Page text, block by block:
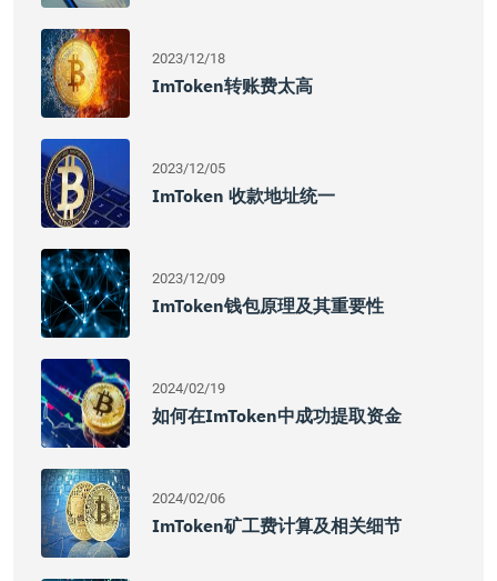
2023/12/18
ImToken转账费太高
2023/12/05
ImToken 收款地址统一
2023/12/09
ImToken钱包原理及其重要性
2024/02/19
如何在imToken中成功提取资金
2024/02/06
ImToken矿工费计算及相关细节